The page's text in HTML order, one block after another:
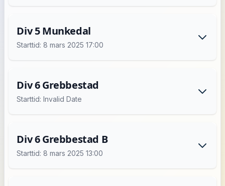
Div 5 Munkedal
Starttid: 8 mars 2025 17:00
Div 6 Grebbestad
Starttid: Invalid Date
Div 6 Grebbestad B
Starttid: 8 mars 2025 13:00